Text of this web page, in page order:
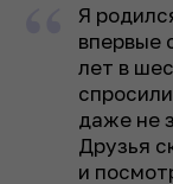
Я
впервые
лет в
даже не
Друзья
и